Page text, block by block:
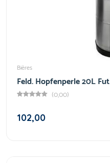
Bières
Feld. Hopfenperle 20L Fut
(0,00)
102,00